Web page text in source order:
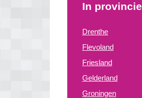
In provincie
Drenthe
Flevoland
Friesland
Gelderland
Groningen